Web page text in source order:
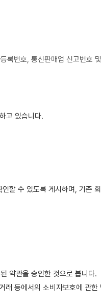
록번호, 통신판매업 신고번호
고 있습니다.
할 수 있도록 게시하며, 기존 회
약관을 승인한 것으로 봅니다.
래 등에서의 소비자보호에 관한